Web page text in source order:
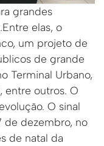
grandes
elas, o
um projeto de
de grande
Terminal Urbano,
entre outros. O
O sinal
de dezembro, no
de natal da